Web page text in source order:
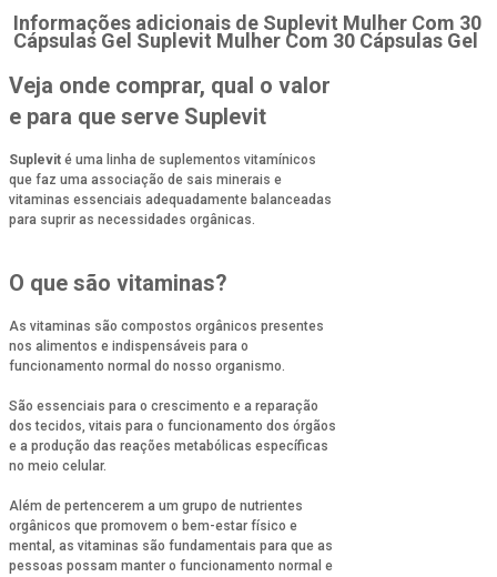
Informações adicionais de Suplevit Mulher Com 30
Cápsulas Gel Suplevit Mulher Com 30 Cápsulas Gel
Veja onde comprar, qual o valor
e para que serve Suplevit
Suplevit é uma linha de suplementos vitamínicos
que faz uma associação de sais minerais e
vitaminas essenciais adequadamente balanceadas
para suprir as necessidades orgânicas.
O que são vitaminas?
As vitaminas são compostos orgânicos presentes
nos alimentos e indispensáveis para o
funcionamento normal do nosso organismo.
São essenciais para o crescimento e a reparação
dos tecidos, vitais para o funcionamento dos órgãos
e a produção das reações metabólicas específicas
no meio celular.
Além de pertencerem a um grupo de nutrientes
orgânicos que promovem o bem-estar físico e
mental, as vitaminas são fundamentais para que as
pessoas possam manter o funcionamento normal e